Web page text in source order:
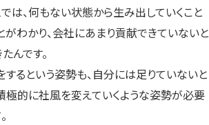
は、何もない状態から生み出していくこと
わかり、会社にあまり貢献できていないと
んです。
るという姿勢も、自分には足りていないと
極的に社風を変えていくような姿勢が必要